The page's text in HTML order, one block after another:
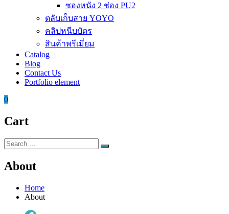
ซองหนัง 2 ช่อง PU2
ตลับเก็บสาย YOYO
คลิปหนีบบัตร
สินค้าพรีเมี่ยม
Catalog
Blog
Contact Us
Portfolio element
0
Cart
Search
for:
Search
About
Home
About